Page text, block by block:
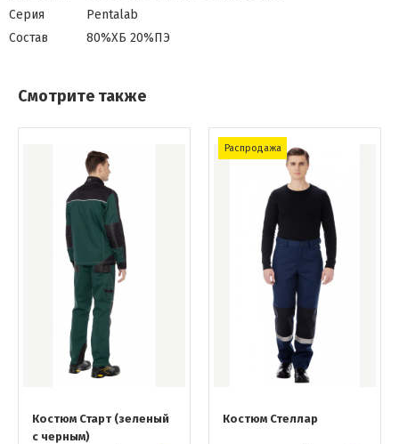
Серия
Pentalab
Состав
80%ХБ 20%ПЭ
Смотрите также
Костюм Старт (зеленый
с черным)
Распродажа
Костюм Стеллар